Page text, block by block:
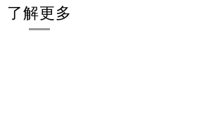
了解更多